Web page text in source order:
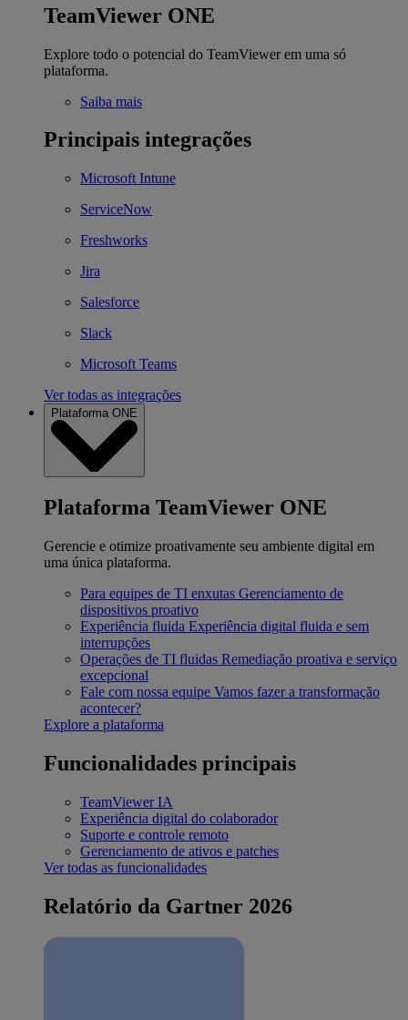
TeamViewer ONE
Explore todo o potencial do TeamViewer em uma só
plataforma.
Saiba mais
Principais integrações
Microsoft Intune
ServiceNow
Freshworks
Jira
Salesforce
Slack
Microsoft Teams
Ver todas as integrações
Plataforma ONE
Plataforma TeamViewer ONE
Gerencie e otimize proativamente seu ambiente digital em
uma única plataforma.
Para equipes de TI enxutas Gerenciamento de
dispositivos proativo
Experiência fluida Experiência digital fluida e sem
interrupções
Operações de TI fluidas Remediação proativa e serviço
excepcional
Fale com nossa equipe Vamos fazer a transformação
acontecer?
Explore a plataforma
Funcionalidades principais
TeamViewer IA
Experiência digital do colaborador
Suporte e controle remoto
Gerenciamento de ativos e patches
Ver todas as funcionalidades
Relatório da Gartner 2026